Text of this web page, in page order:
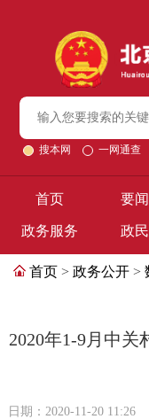
搜本网 一网通查
首页 要
政务服务 政
首页 > 政务公开 >
2020年1-9月中
日期：2020-11-20 11:26